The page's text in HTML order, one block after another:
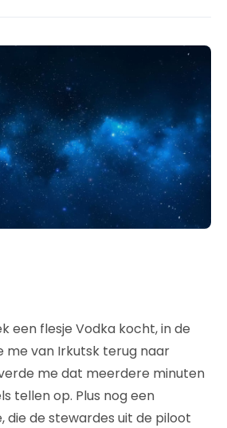
een flesje Vodka kocht, in de
me van Irkutsk terug naar
me dat meerdere minuten
tellen op. Plus nog een
die de stewardes uit de piloot